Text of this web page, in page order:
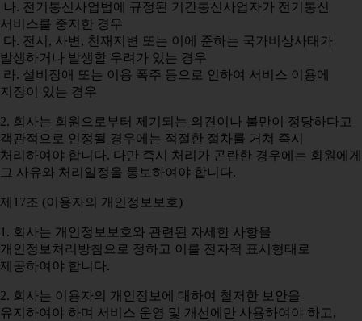
나. 전기통신사업법에 규정된 기간통신사업자가 전기통신
서비스를 중지한 경우
다. 전시, 사변, 천재지변 또는 이에 준하는 국가비상사태가
발생하거나 발생할 우려가 있는 경우
라. 설비장애 또는 이용 폭주 등으로 인하여 서비스 이용에
지장이 있는 경우
2. 회사는 회원으로부터 제기되는 의견이나 불만이 정당하다고
객관적으로 인정될 경우에는 적절한 절차를 거쳐 즉시
처리하여야 합니다. 다만 즉시 처리가 곤란한 경우에는 회원에게
그 사유와 처리일정을 통보하여야 합니다.
제17조 (이용자의 개인정보보호)
1. 회사는 개인정보보호와 관련된 자세한 사항을
개인정보처리방침으로 정하고 이를 전자적 표시형태로
제공하여야 합니다.
2. 회사는 이용자의 개인정보에 대하여 철저한 보안을
유지하여야 하며 서비스 운영 및 개선에만 사용하여야 하고,